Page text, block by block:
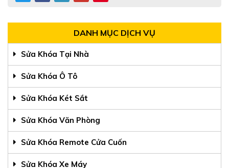
DANH MỤC DỊCH VỤ
Sửa Khóa Tại Nhà
Sửa Khóa Ô Tô
Sửa Khóa Két Sắt
Sửa Khóa Văn Phòng
Sửa Khóa Remote Cửa Cuốn
Sửa Khóa Xe Máy